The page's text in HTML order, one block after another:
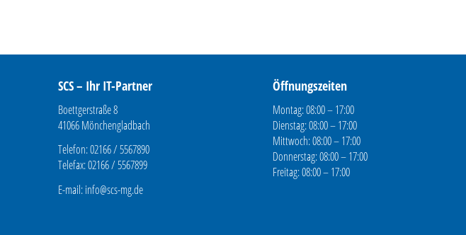
SCS – Ihr IT-Partner
Boettgerstraße 8
41066 Mönchengladbach
Telefon: 02166 / 5567890
Telefax: 02166 / 5567899
E-mail:info@scs-mg.de
Öffnungszeiten
Montag: 08:00 – 17:00
Dienstag: 08:00 – 17:00
Mittwoch: 08:00 – 17:00
Donnerstag: 08:00 – 17:00
Freitag: 08:00 – 17:00